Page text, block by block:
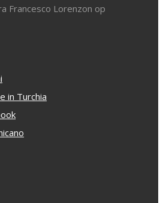
Francesco Lorenzon op
in Turchia